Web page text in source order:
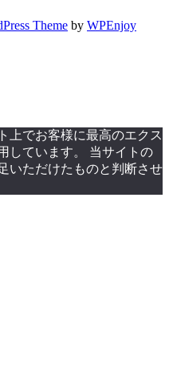
Theme by WPEnjoy
上でお客様に最高のエクス
しています。 当サイトの
いただけたものと判断させ